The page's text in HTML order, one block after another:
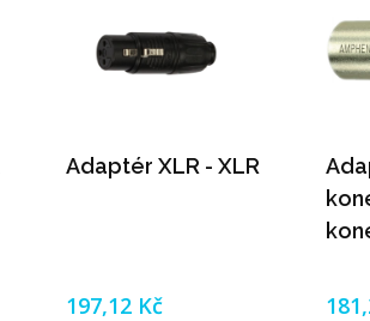
Adaptér XLR - XLR
197,12 Kč